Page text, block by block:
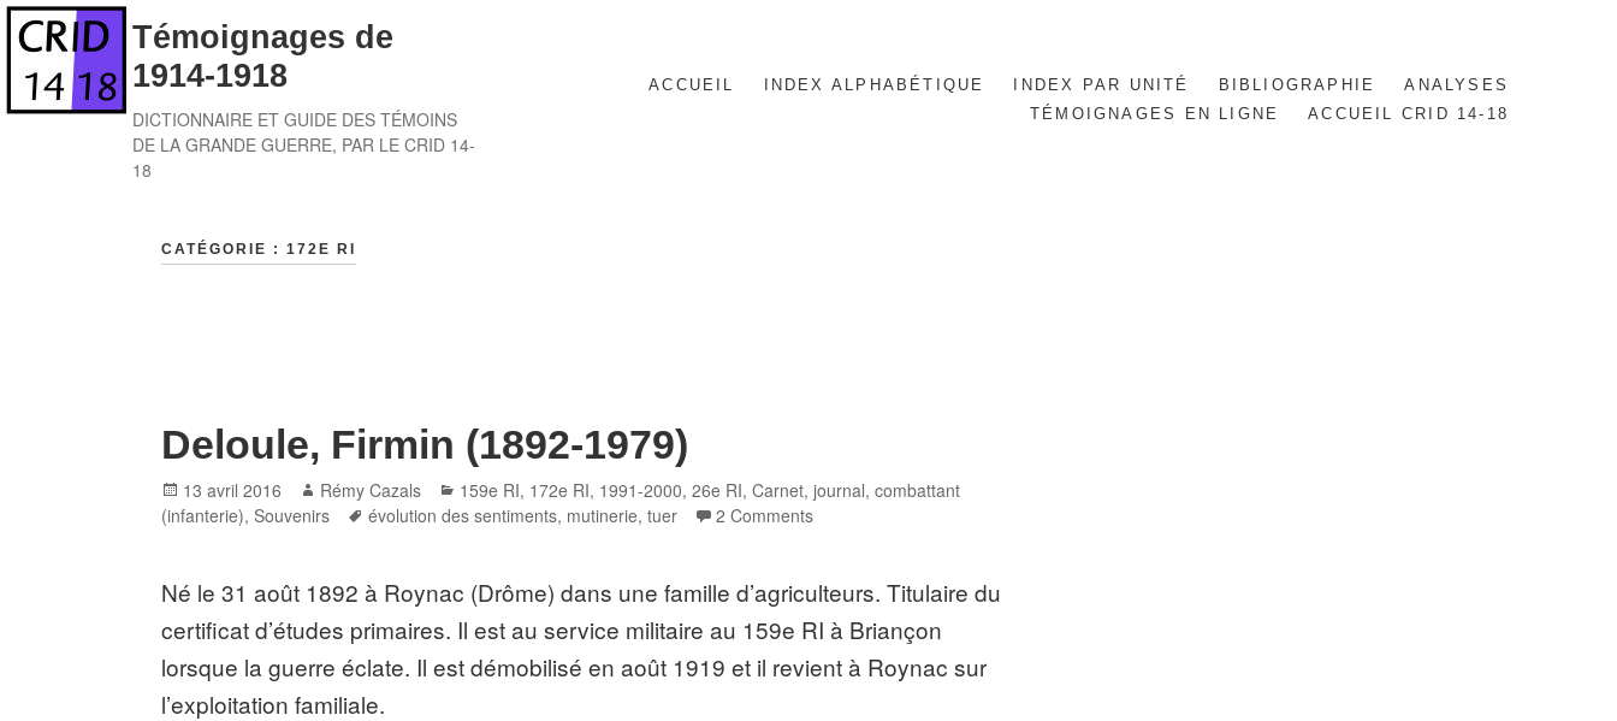
Skip
content
Témoignages de
1914-1918
DICTIONNAIRE ET GUIDE DES TÉMOINS
DE LA GRANDE GUERRE, PAR LE CRID 14-
18
ACCUEIL INDEX ALPHABÉTIQUE INDEX PAR UNITÉ BIBLIOGRAPHIE
ANALYSES
TÉMOIGNAGES EN LIGNE
ACCUEIL CRID 14-18
CATÉGORIE :172E RI
Deloule, Firmin (1892-1979)
Posted
on
13 avril 2016 Author
Rémy Cazals Categories
159e RI, 172e RI, 1991-2000,26e RI,Carnet, journal,combattant
(infanterie),Souvenirs Tags
évolution des sentiments, mutinerie,tuer 2 Comments
Né le 31 août 1892 à Roynac (Drôme) dans une famille d’agriculteurs. Titulaire du
certificat d’études primaires. Il est au service militaire au 159e RI à Briançon
lorsque la guerre éclate. Il est démobilisé en août 1919 et il revient à Roynac sur
l’exploitation familiale.